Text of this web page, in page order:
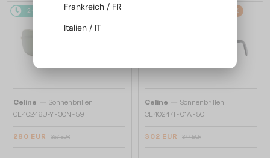
2-4 WERKTAGE -22%
Celine — Sonnenbrillen
CL40246U-Y - 30N - 59
280 EUR 357 EUR
-20%
Celine — Sonnenbrillen
CL40247I - 01A - 50
302 EUR 377 EUR
Frankreich / FR
Italien / IT